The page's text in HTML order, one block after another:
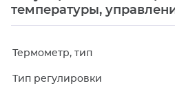
температуры,
Термометр, тип
Тип регулировки